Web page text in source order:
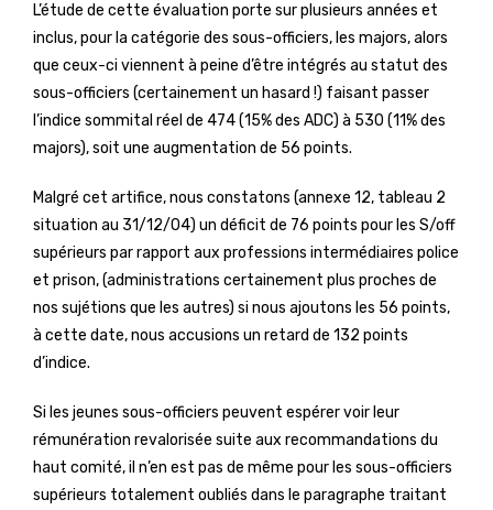
L’étude de cette évaluation porte sur plusieurs années et
inclus, pour la catégorie des sous-officiers, les majors, alors
que ceux-ci viennent à peine d’être intégrés au statut des
sous-officiers (certainement un hasard !) faisant passer
l’indice sommital réel de 474 (15% des ADC) à 530 (11% des
majors), soit une augmentation de 56 points.
Malgré cet artifice, nous constatons (annexe 12, tableau 2
situation au 31/12/04) un déficit de 76 points pour les S/off
supérieurs par rapport aux professions intermédiaires police
et prison, (administrations certainement plus proches de
nos sujétions que les autres) si nous ajoutons les 56 points,
à cette date, nous accusions un retard de 132 points
d’indice.
Si les jeunes sous-officiers peuvent espérer voir leur
rémunération revalorisée suite aux recommandations du
haut comité, il n’en est pas de même pour les sous-officiers
supérieurs totalement oubliés dans le paragraphe traitant